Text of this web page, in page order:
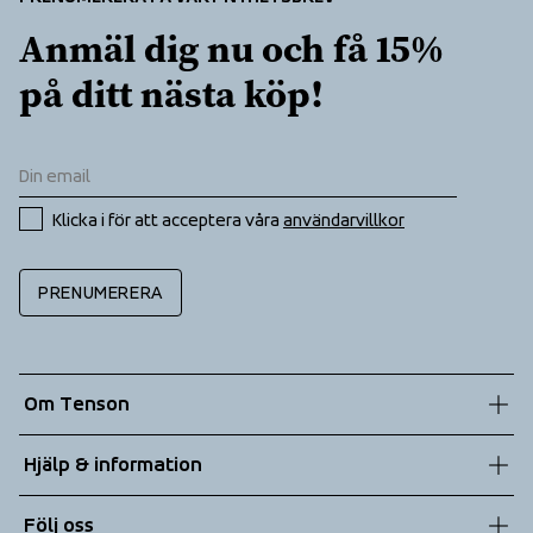
Anmäl dig nu och få 15%
på ditt nästa köp!
Klicka i för att acceptera våra användarvillkor
PRENUMERERA
Om Tenson
Hållbarhet
Hjälp & information
Följ oss